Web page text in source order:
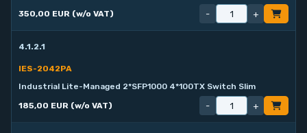
350,00 EUR (w/o VAT)
- +
4.1.2.1
IES-2042PA
Industrial Lite-Managed 2*SFP1000 4*100TX Switch Slim
185,00 EUR (w/o VAT)
- +